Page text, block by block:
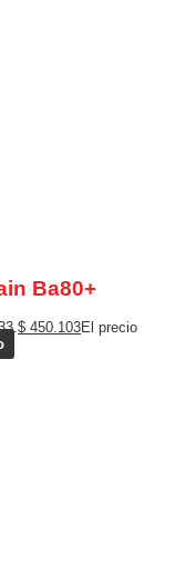
Ba80+
$ 450.103El precio